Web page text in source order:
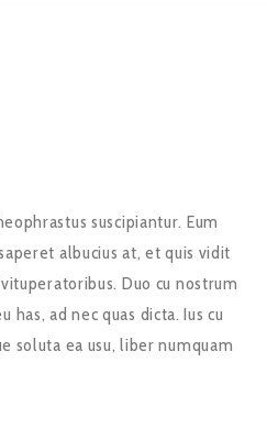
suscipiantur. Eum
albucius at, et quis vidit
Duo cu nostrum
ad nec quas dicta. Ius cu
soluta ea usu, liber numquam